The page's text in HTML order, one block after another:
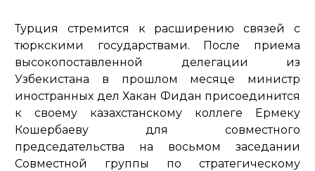
Турция стремится к расширению связей с
тюркскими государствами. После приема
высокопоставленной делегации из
Узбекистана в прошлом месяце министр
иностранных дел Хакан Фидан присоединится
к своему казахстанскому коллеге Ермеку
Кошербаеву для совместного
председательства на восьмом заседании
Совместной группы по стратегическому